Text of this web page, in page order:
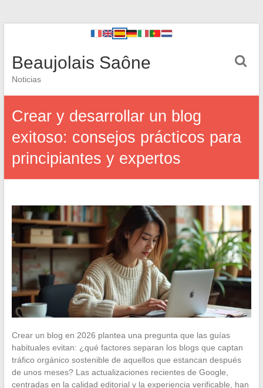
Beaujolais Saône
Noticias
Crear y desarrollar un blog
exitoso: consejos prácticos para
principiantes y expertos
Crear un blog en 2026 plantea una pregunta que las guías
habituales evitan: ¿qué factores separan los blogs que captan
tráfico orgánico sostenible de aquellos que estancan después
de unos meses? Las actualizaciones recientes de Google,
centradas en la calidad editorial y la experiencia verificable, han